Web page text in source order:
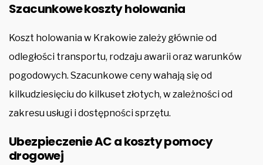
Szacunkowe koszty holowania
Koszt holowania w Krakowie zależy głównie od
odległości transportu, rodzaju awarii oraz warunków
pogodowych. Szacunkowe ceny wahają się od
kilkudziesięciu do kilkuset złotych, w zależności od
zakresu usługi i dostępności sprzętu.
Ubezpieczenie AC a koszty pomocy
drogowej